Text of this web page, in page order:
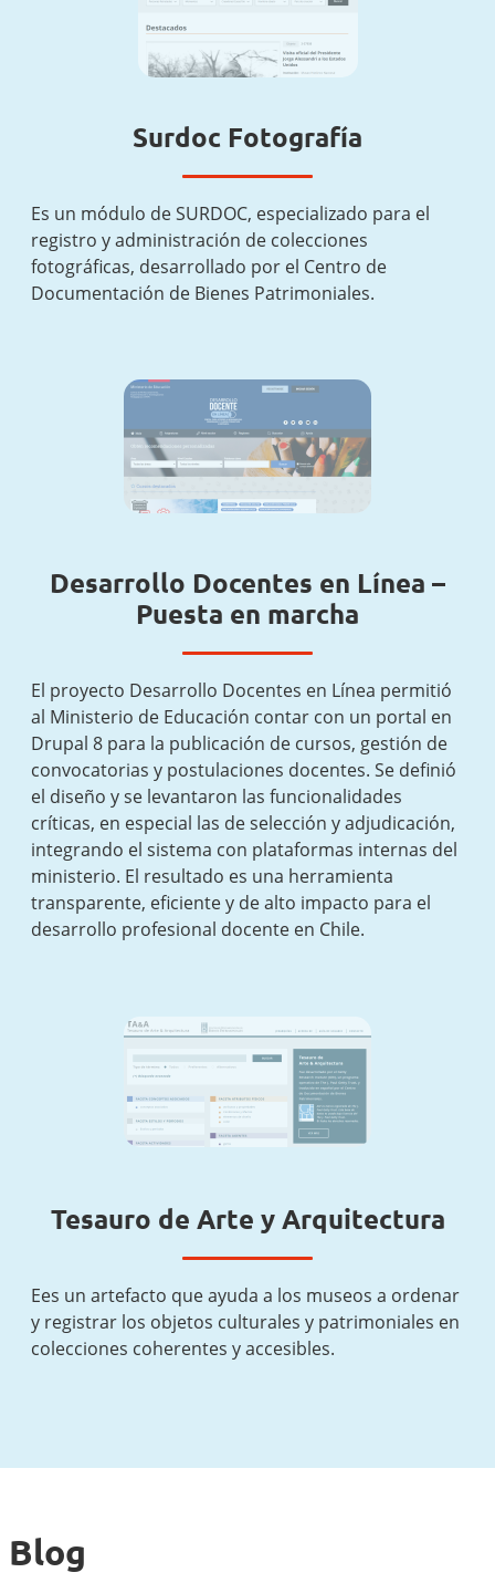
Surdoc Fotografía
Es un módulo de SURDOC, especializado para el
registro y administración de colecciones
fotográficas, desarrollado por el Centro de
Documentación de Bienes Patrimoniales.
Desarrollo Docentes en Línea –
Puesta en marcha
El proyecto Desarrollo Docentes en Línea permitió
al Ministerio de Educación contar con un portal en
Drupal 8 para la publicación de cursos, gestión de
convocatorias y postulaciones docentes. Se definió
el diseño y se levantaron las funcionalidades
críticas, en especial las de selección y adjudicación,
integrando el sistema con plataformas internas del
ministerio. El resultado es una herramienta
transparente, eficiente y de alto impacto para el
desarrollo profesional docente en Chile.
Tesauro de Arte y Arquitectura
Ees un artefacto que ayuda a los museos a ordenar
y registrar los objetos culturales y patrimoniales en
colecciones coherentes y accesibles.
Blog